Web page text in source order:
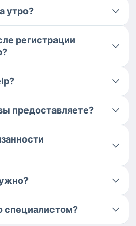
утро?
регистрации
предоставляете?
специалистом?